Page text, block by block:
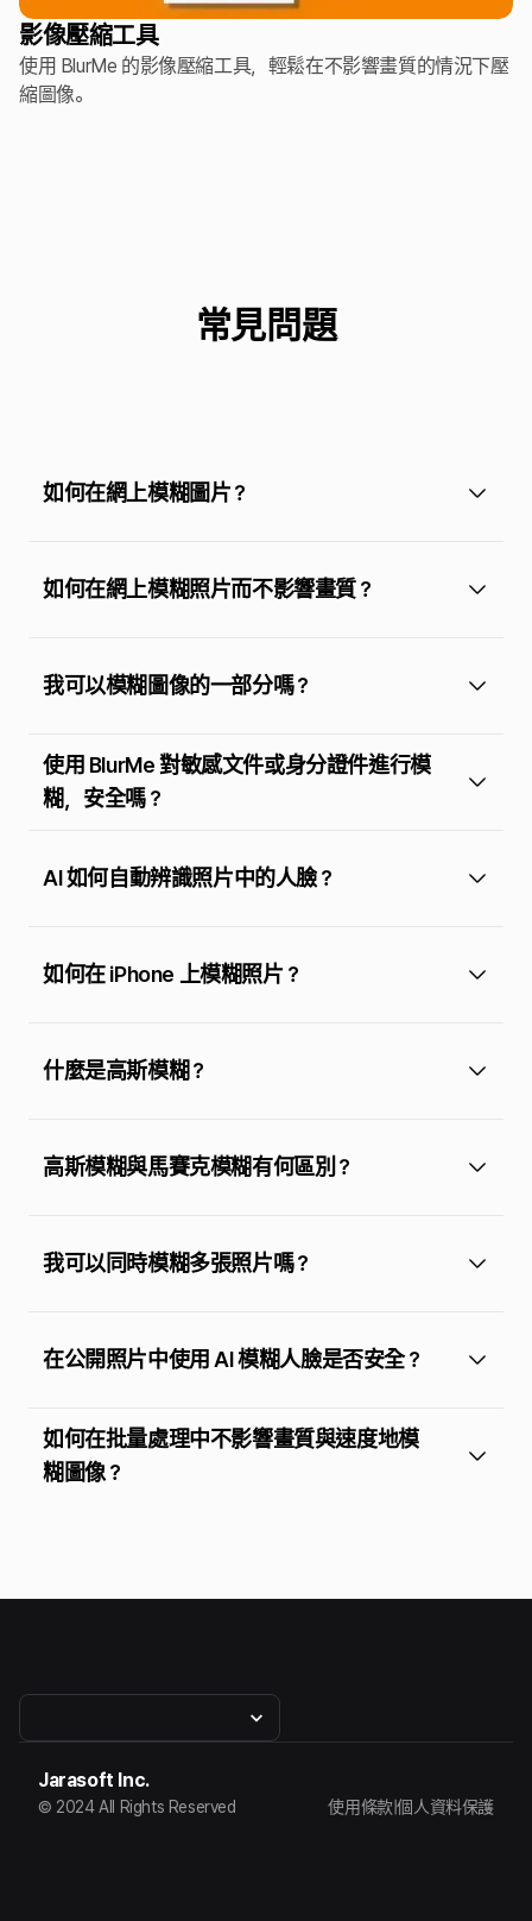
影像壓縮工具
使用 BlurMe 的影像壓縮工具，輕鬆在不影響畫質的情況下壓
縮圖像。
常見問題
如何在網上模糊圖片？
如何在網上模糊照片而不影響畫質？
我可以模糊圖像的一部分嗎？
使用 BlurMe 對敏感文件或身分證件進行模
糊，安全嗎？
AI 如何自動辨識照片中的人臉？
如何在 iPhone 上模糊照片？
什麼是高斯模糊？
高斯模糊與馬賽克模糊有何區別？
我可以同時模糊多張照片嗎？
在公開照片中使用 AI 模糊人臉是否安全？
如何在批量處理中不影響畫質與速度地模
糊圖像？
Jarasoft Inc.
© 2024 All Rights Reserved 使用條款|個人資料保護